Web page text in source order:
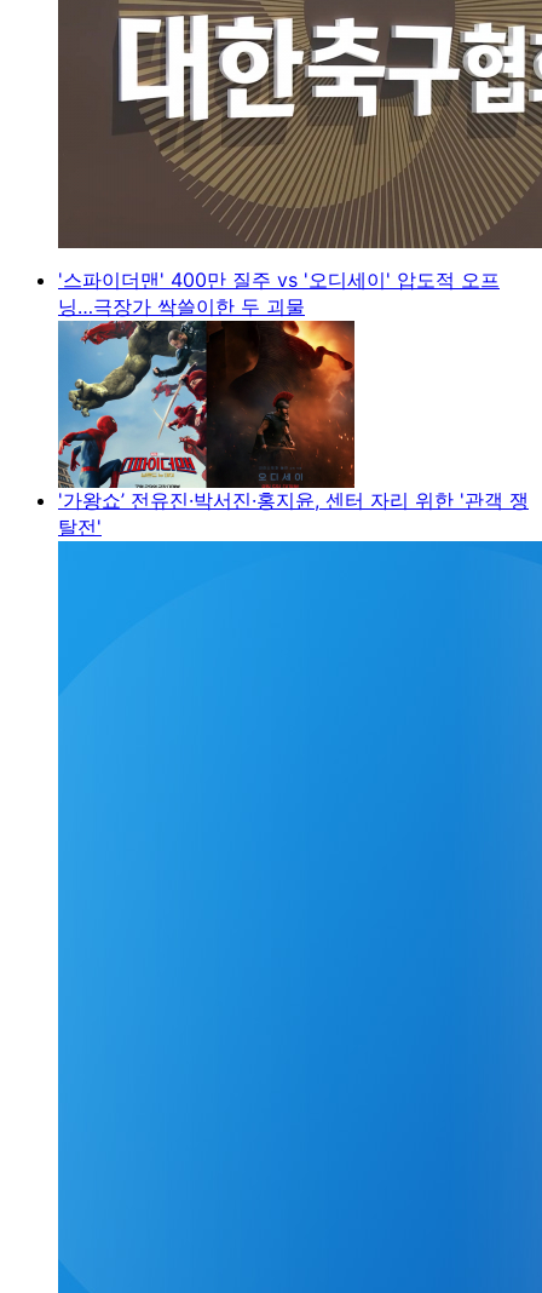
'스파이더맨' 400만 질주 vs '오디세이' 압도적 오프
닝…극장가 싹쓸이한 두 괴물
'가왕쇼’ 전유진·박서진·홍지윤, 센터 자리 위한 '관객 쟁
탈전'